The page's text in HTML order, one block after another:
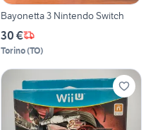
Bayonetta 3 Nintendo Switch
30 €
Torino(TO)